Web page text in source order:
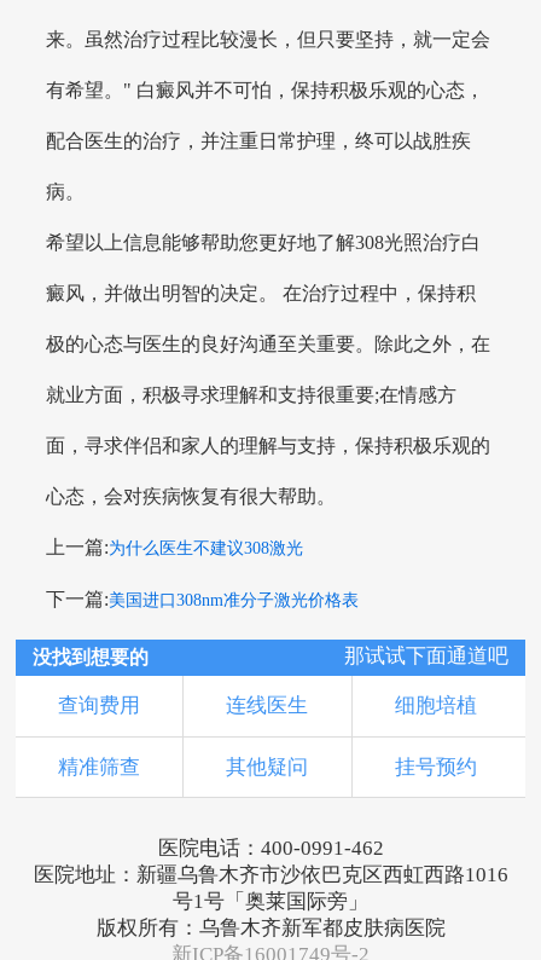
来。虽然治疗过程比较漫长，但只要坚持，就一定会
有希望。" 白癜风并不可怕，保持积极乐观的心态，
配合医生的治疗，并注重日常护理，终可以战胜疾
病。
希望以上信息能够帮助您更好地了解308光照治疗白
癜风，并做出明智的决定。 在治疗过程中，保持积
极的心态与医生的良好沟通至关重要。除此之外，在
就业方面，积极寻求理解和支持很重要;在情感方
面，寻求伴侣和家人的理解与支持，保持积极乐观的
心态，会对疾病恢复有很大帮助。
上一篇:为什么医生不建议308激光
下一篇:美国进口308nm准分子激光价格表
没找到想要的 那试试下面通道吧
查询费用 连线医生 细胞培植
精准筛查 其他疑问 挂号预约
医院电话：400-0991-462
医院地址：新疆乌鲁木齐市沙依巴克区西虹西路1016
号1号「奥莱国际旁」
版权所有：乌鲁木齐新军都皮肤病医院
新ICP备16001749号-2